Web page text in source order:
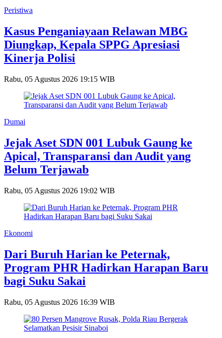
Peristiwa
Kasus Penganiayaan Relawan MBG
Diungkap, Kepala SPPG Apresiasi
Kinerja Polisi
Rabu, 05 Agustus 2026 19:15 WIB
Dumai
Jejak Aset SDN 001 Lubuk Gaung ke
Apical, Transparansi dan Audit yang
Belum Terjawab
Rabu, 05 Agustus 2026 19:02 WIB
Ekonomi
Dari Buruh Harian ke Peternak,
Program PHR Hadirkan Harapan Baru
bagi Suku Sakai
Rabu, 05 Agustus 2026 16:39 WIB